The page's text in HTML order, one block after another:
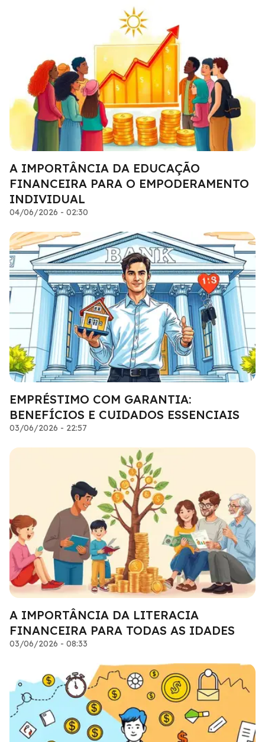
A IMPORTÂNCIA DA EDUCAÇÃO
FINANCEIRA PARA O EMPODERAMENTO
INDIVIDUAL
04/06/2026 - 02:30
EMPRÉSTIMO COM GARANTIA:
BENEFÍCIOS E CUIDADOS ESSENCIAIS
03/06/2026 - 22:57
A IMPORTÂNCIA DA LITERACIA
FINANCEIRA PARA TODAS AS IDADES
03/06/2026 - 08:33